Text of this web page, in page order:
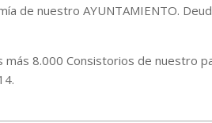
de nuestro AYUNTAMIENTO.
8.000 Consistorios de nuestro